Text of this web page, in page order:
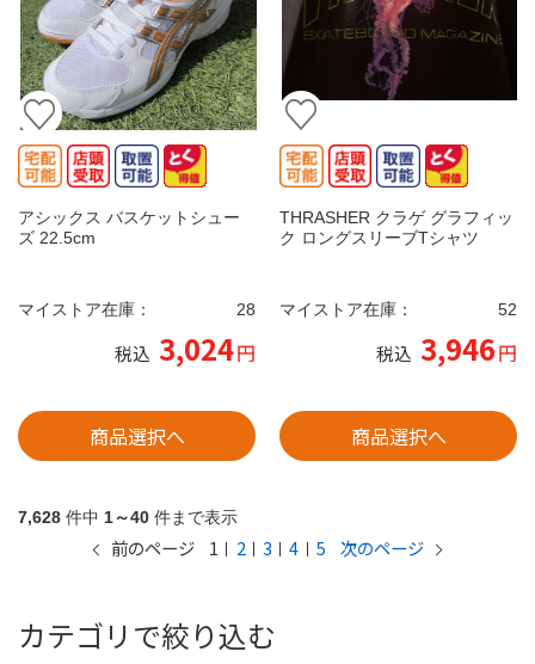
アシックス バスケットシュー
ズ 22.5cm
マイストア在庫： 28
税込 3,024円
商品選択へ
THRASHER クラゲ グラフィッ
ク ロングスリーブTシャツ
マイストア在庫： 52
税込 3,946円
商品選択へ
7,628 件中 1～40 件まで表示
前のページ 1 2 3 4 5 次のページ
カテゴリで絞り込む